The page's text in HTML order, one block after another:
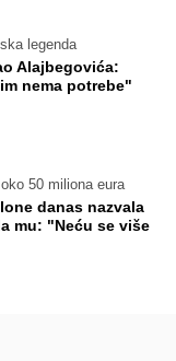
legenda
Alajbegovića:
nema potrebe"
50 miliona eura
danas nazvala
mu: "Neću se više